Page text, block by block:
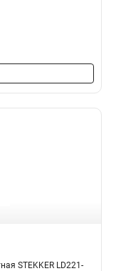
STEKKER LD221-